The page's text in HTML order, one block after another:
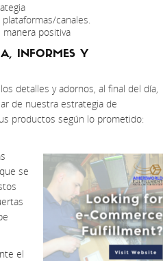
canales.
positiva
INFORMES Y
detalles y adornos, al final del día,
de nuestra estrategia de
productos según lo prometido:
se
el